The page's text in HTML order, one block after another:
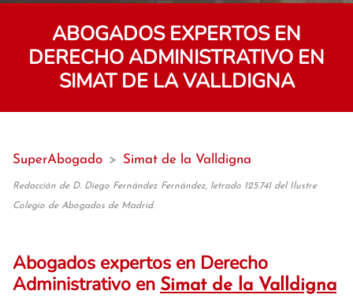
ABOGADOS EXPERTOS EN
DERECHO ADMINISTRATIVO EN
SIMAT DE LA VALLDIGNA
SuperAbogado > Simat de la Valldigna
Redacción de D. Diego Fernández Fernández, letrado 125.741 del Ilustre
Colegio de Abogados de Madrid.
Abogados expertos en Derecho
Administrativo en Simat de la Valldigna